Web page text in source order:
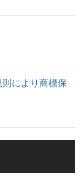
により商標保